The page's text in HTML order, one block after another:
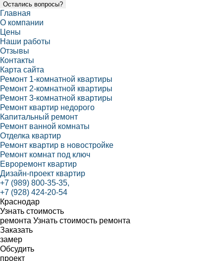
Остались вопросы?
Главная
О компании
Цены
Наши работы
Отзывы
Контакты
Карта сайта
Ремонт 1-комнатной квартиры
Ремонт 2-комнатной квартиры
Ремонт 3-комнатной квартиры
Ремонт квартир недорого
Капитальный ремонт
Ремонт ванной комнаты
Отделка квартир
Ремонт квартир в новостройке
Ремонт комнат под ключ
Евроремонт квартир
Дизайн-проект квартир
+7 (989) 800-35-35,
+7 (928) 424-20-54
Краснодар
Узнать стоимость
ремонта Узнать стоимость ремонта
Заказать
замер
Обсудить
проект